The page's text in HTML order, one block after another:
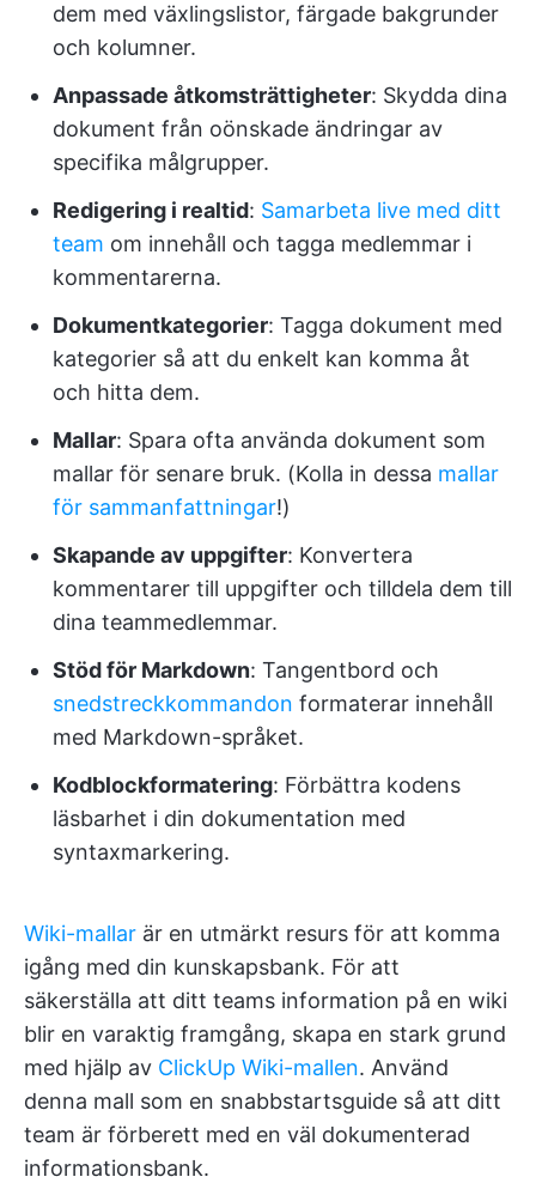
dem med växlingslistor, färgade bakgrunder
och kolumner.
Anpassade åtkomsträttigheter: Skydda dina
dokument från oönskade ändringar av
specifika målgrupper.
Redigering i realtid: Samarbeta live med ditt
team om innehåll och tagga medlemmar i
kommentarerna.
Dokumentkategorier: Tagga dokument med
kategorier så att du enkelt kan komma åt
och hitta dem.
Mallar: Spara ofta använda dokument som
mallar för senare bruk. (Kolla in dessa mallar
för sammanfattningar!)
Skapande av uppgifter: Konvertera
kommentarer till uppgifter och tilldela dem till
dina teammedlemmar.
Stöd för Markdown: Tangentbord och
snedstreckkommandon formaterar innehåll
med Markdown-språket.
Kodblockformatering: Förbättra kodens
läsbarhet i din dokumentation med
syntaxmarkering.
Wiki-mallar är en utmärkt resurs för att komma
igång med din kunskapsbank. För att
säkerställa att ditt teams information på en wiki
blir en varaktig framgång, skapa en stark grund
med hjälp av ClickUp Wiki-mallen. Använd
denna mall som en snabbstartsguide så att ditt
team är förberett med en väl dokumenterad
informationsbank.